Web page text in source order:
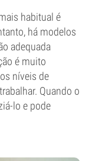
habitual é
há modelos
adequada
é muito
níveis de
Quando o
lo e pode